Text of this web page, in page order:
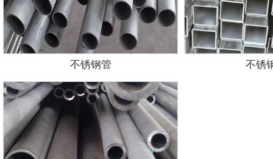
不锈钢管 不锈